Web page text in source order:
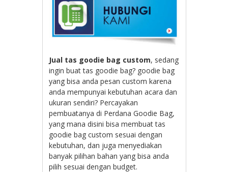
Jual tas goodie bag custom, sedang
ingin buat tas goodie bag? goodie bag
yang bisa anda pesan custom karena
anda mempunyai kebutuhan acara dan
ukuran sendiri? Percayakan
pembuatanya di Perdana Goodie Bag,
yang mana disini bisa membuat tas
goodie bag custom sesuai dengan
kebutuhan, dan juga menyediakan
banyak pilihan bahan yang bisa anda
pilih sesuai dengan budget.